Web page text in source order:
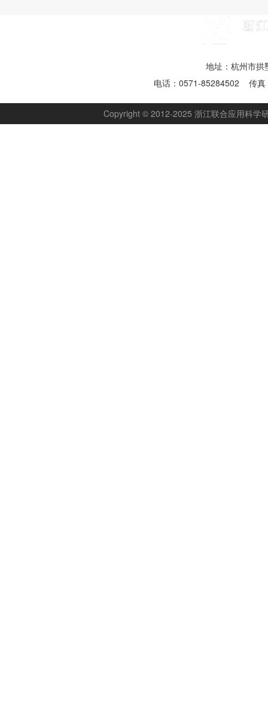
地址：杭州市拱
电话：0571-85284502 传
Copyright © 2012-2025 浙江联合应用科